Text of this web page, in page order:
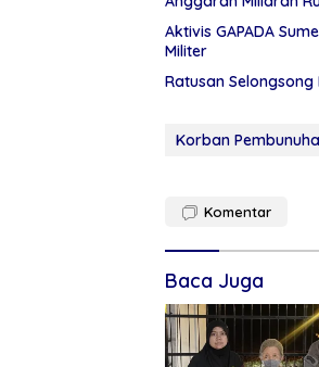
Aktivis GAPADA
Militer
Ratusan
Korban
Komentar
Baca Juga